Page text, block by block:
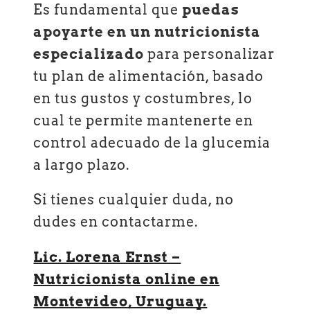
Es fundamental que puedas
apoyarte en un nutricionista
especializado para personalizar
tu plan de alimentación, basado
en tus gustos y costumbres, lo
cual te permite mantenerte en
control adecuado de la glucemia
a largo plazo.
Si tienes cualquier duda, no
dudes en contactarme.
Lic. Lorena Ernst –
Nutricionista online en
Montevideo, Uruguay.